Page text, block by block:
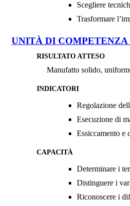
Scegliere
Trasformare
UNITÀ DI COMPETENZA
RISULTATO ATTESO
Manufatto solido,
INDICATORI
Regolazione
Esecuzione di
Essiccamento e
CAPACITÀ
Determinare i
Distinguere i
Riconoscere i